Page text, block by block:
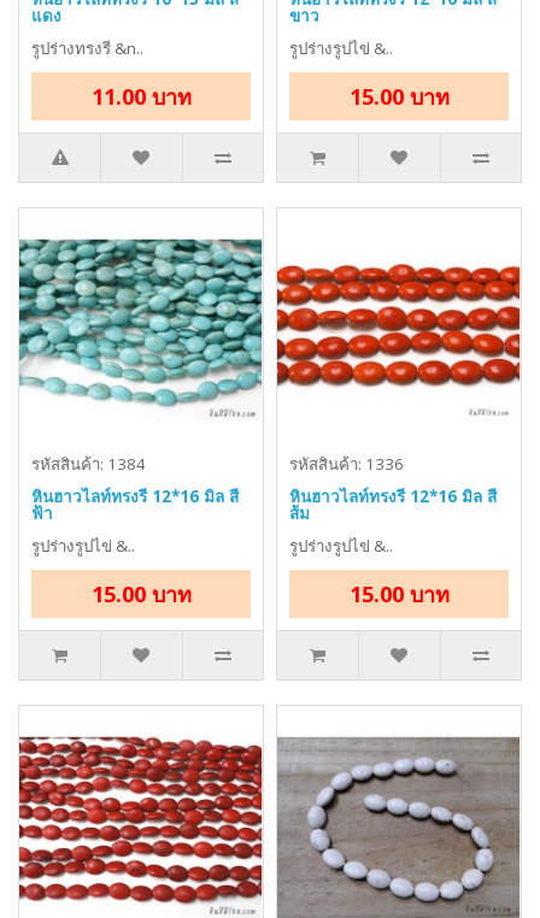
แดง
รูปร่างทรงรี &n..
11.00 บาท
ขาว
รูปร่างรูปไข่ &..
15.00 บาท
รหัสสินค้า: 1384
หินฮาวไลท์ทรงรี 12*16 มิล สี
ฟ้า
รูปร่างรูปไข่ &..
15.00 บาท
รหัสสินค้า: 1336
หินฮาวไลท์ทรงรี 12*16 มิล สี
ส้ม
รูปร่างรูปไข่ &..
15.00 บาท